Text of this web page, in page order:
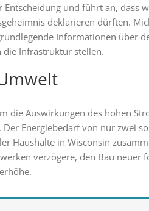
und führt an, dass
deklarieren dürften.
Informationen über
Infrastruktur stellen.
die Auswirkungen des hohen
Energiebedarf von nur zwei
Haushalte in Wisconsin
verzögere, den Bau neuer